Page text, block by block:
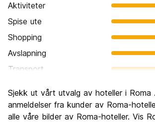
Aktiviteter
Spise ute
Shopping
Avslapning
Transport
Kultur
Feste
Sjekk ut vårt utvalg av hoteller i Roma
anmeldelser fra kunder av Roma-
alle våre bilder av Roma-hoteller. Vis